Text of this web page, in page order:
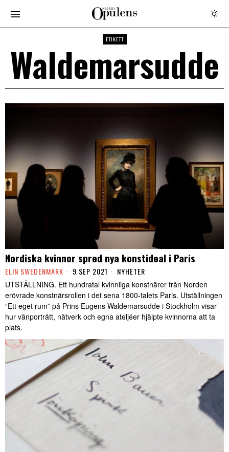
ETIKETT
Waldemarsudde
Nordiska kvinnor spred nya konstideal i Paris
ELIN SWEDENMARK 9 SEP 2021 NYHETER
UTSTÄLLNING. Ett hundratal kvinnliga konstnärer från Norden
erövrade konstnärsrollen i det sena 1800-talets Paris. Utställningen
“Ett eget rum” på Prins Eugens Waldemarsudde i Stockholm visar
hur vänporträtt, nätverk och egna ateljéer hjälpte kvinnorna att ta
plats.